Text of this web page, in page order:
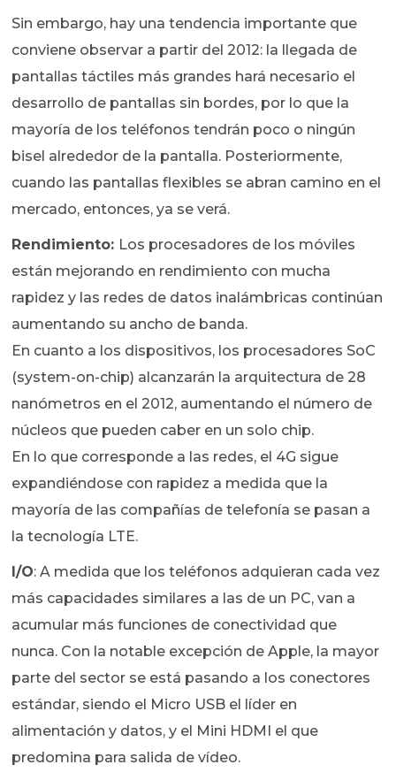
Sin embargo, hay una tendencia importante que
conviene observar a partir del 2012: la llegada de
pantallas táctiles más grandes hará necesario el
desarrollo de pantallas sin bordes, por lo que la
mayoría de los teléfonos tendrán poco o ningún
bisel alrededor de la pantalla. Posteriormente,
cuando las pantallas flexibles se abran camino en el
mercado, entonces, ya se verá.
Rendimiento: Los procesadores de los móviles
están mejorando en rendimiento con mucha
rapidez y las redes de datos inalámbricas continúan
aumentando su ancho de banda.
En cuanto a los dispositivos, los procesadores SoC
(system-on-chip) alcanzarán la arquitectura de 28
nanómetros en el 2012, aumentando el número de
núcleos que pueden caber en un solo chip.
En lo que corresponde a las redes, el 4G sigue
expandiéndose con rapidez a medida que la
mayoría de las compañías de telefonía se pasan a
la tecnología LTE.
I/O: A medida que los teléfonos adquieran cada vez
más capacidades similares a las de un PC, van a
acumular más funciones de conectividad que
nunca. Con la notable excepción de Apple, la mayor
parte del sector se está pasando a los conectores
estándar, siendo el Micro USB el líder en
alimentación y datos, y el Mini HDMI el que
predomina para salida de vídeo.